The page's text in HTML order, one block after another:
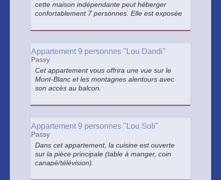
cette maison indépendante peut héberger
confortablement 7 personnes. Elle est exposée
imprenable sur le Mont-Blanc.
Appartement 9 personnes "Lou Dandi"
Passy
Cet appartement vous offrira une vue sur le
Mont-Blanc et les montagnes alentours avec
son accès au balcon.
Appartement 9 personnes "Lou Soli"
Passy
Dans cet appartement, la cuisine est ouverte
sur la pièce principale (table à manger, coin
canapé/télévision).